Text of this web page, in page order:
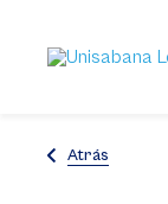
contenido
principal
Atrás